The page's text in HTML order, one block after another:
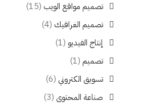
تصميم مواقع الويب (15)
تصميم الغرافيك (4)
إنتاج الفيديو (1)
تصميم (1)
تسويق الكتروني (6)
صناعة المحتوى (3)